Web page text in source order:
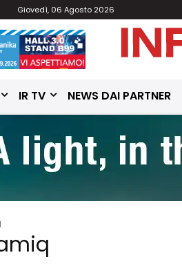
Giovedì, 06 Agosto 2026
IR TV NEWS DAI PARTNER